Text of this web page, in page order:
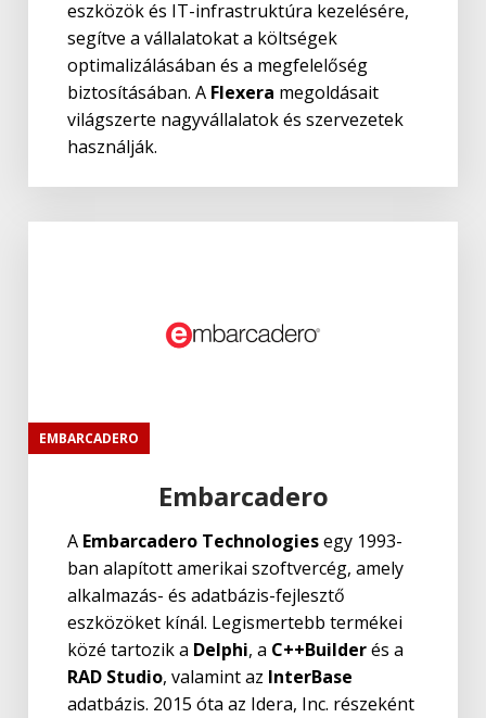
eszközök és IT-infrastruktúra kezelésére,
segítve a vállalatokat a költségek
optimalizálásában és a megfelelőség
biztosításában. A Flexera megoldásait
világszerte nagyvállalatok és szervezetek
használják.
EMBARCADERO
Embarcadero
A Embarcadero Technologiesegy 1993-
ban alapított amerikai szoftvercég, amely
alkalmazás- és adatbázis-fejlesztő
eszközöket kínál. Legismertebb termékei
közé tartozik a Delphi, a C++Builderés a
RAD Studio, valamint az InterBase
adatbázis. 2015 óta az Idera, Inc. részeként